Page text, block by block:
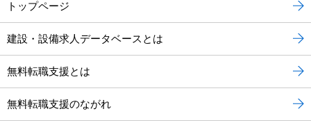
トップページ
建設・設備求人データベースとは
無料転職支援とは
無料転職支援のながれ